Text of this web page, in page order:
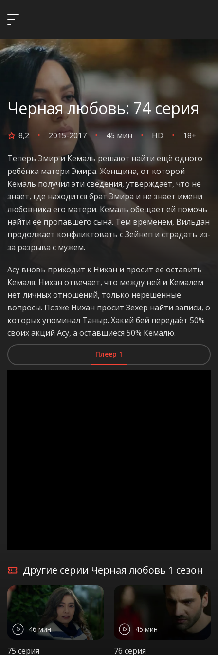
Черная любовь: 74 серия
8,2 2015-2017 45 мин HD 18+
Теперь Эмир и Кемаль решают найти ещё одного
ребёнка матери Эмира. Женщина, от которой
Кемаль получил эти сведения, утверждает, что не
знает, где находится брат Эмира и не знает имени
любовника его матери. Кемаль обещает ей помочь
найти её пропавшего сына. Тем временем, Вильдан
продолжает конфликтовать с Зейнеп и страдать из-
за разрыва с мужем.
Асу вновь приходит к Нихан и просит её оставить
Кемаля. Нихан отвечает, что между ней и Кемалем
нет личных отношений, только нерешённые
вопросы. Позже Нихан просит Зехер найти записи, о
которых упоминал Таныр. Хакий бей передаёт 50%
своих акций Асу, а оставшиеся 50% Кемалю.
Плеер 1
Другие серии Черная любовь 1 сезон
46 мин
75 серия
45 мин
76 серия